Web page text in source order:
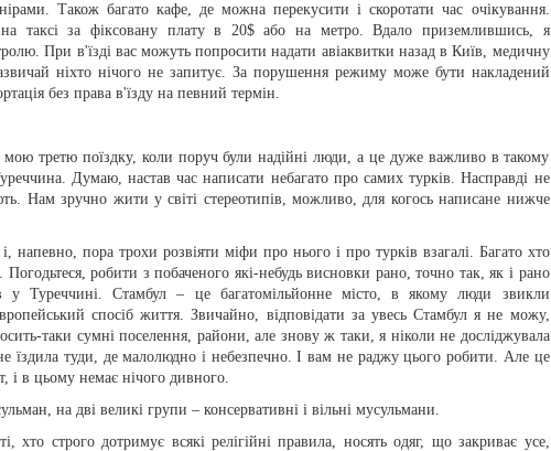
Також багато кафе, де можна перекусити і скоротати час очікування.
таксі за фіксовану плату в 20$ або на метро. Вдало приземлившись, я
При в'їзді вас можуть попросити надати авіаквитки назад в Київ, медичну
ніхто нічого не запитує. За порушення режиму може бути накладений
без права в'їзду на певний термін.
третю поїздку, коли поруч були надійні люди, а це дуже важливо в такому
Думаю, настав час написати небагато про самих турків. Насправді не
Нам зручно жити у світі стереотипів, можливо, для когось написане нижче
напевно, пора трохи розвіяти міфи про нього і про турків взагалі. Багато хто
. Погодьтеся, робити з побаченого які-небудь висновки рано, точно так, як і рано
у Туреччині. Стамбул – це багатомільйонне місто, в якому люди звикли
спосіб життя. Звичайно, відповідати за увесь Стамбул я не можу,
таки сумні поселення, райони, але знову ж таки, я ніколи не досліджувала
їздила туди, де малолюдно і небезпечно. І вам не раджу цього робити. Але це
і в цьому немає нічого дивного.
на дві великі групи – консервативні і вільні мусульмани.
хто строго дотримує всякі релігійні правила, носять одяг, що закриває усе,